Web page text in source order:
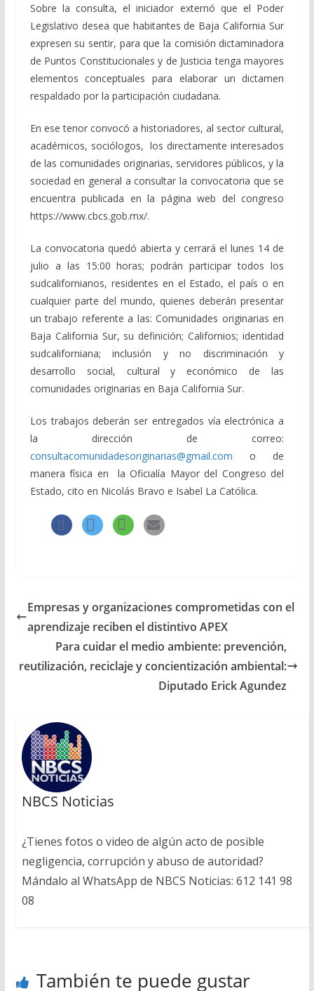
Sobre la consulta, el iniciador externó que el Poder
Legislativo desea que habitantes de Baja California Sur
expresen su sentir, para que la comisión dictaminadora
de Puntos Constitucionales y de Justicia tenga mayores
elementos conceptuales para elaborar un dictamen
respaldado por la participación ciudadana.
En ese tenor convocó a historiadores, al sector cultural,
académicos, sociólogos, los directamente interesados
de las comunidades originarias, servidores públicos, y la
sociedad en general a consultar la convocatoria que se
encuentra publicada en la página web del congreso
https://www.cbcs.gob.mx/.
La convocatoria quedó abierta y cerrará el lunes 14 de
julio a las 15:00 horas; podrán participar todos los
sudcalifornianos, residentes en el Estado, el país o en
cualquier parte del mundo, quienes deberán presentar
un trabajo referente a las: Comunidades originarias en
Baja California Sur, su definición; Californios; identidad
sudcaliforniana; inclusión y no discriminación y
desarrollo social, cultural y económico de las
comunidades originarias en Baja California Sur.
Los trabajos deberán ser entregados vía electrónica a
la dirección de correo:
consultacomunidadesoriginarias@gmail.com o de
manera física en la Oficialía Mayor del Congreso del
Estado, cito en Nicolás Bravo e Isabel La Católica.
Empresas y organizaciones comprometidas con el
aprendizaje reciben el distintivo APEX
Para cuidar el medio ambiente: prevención,
reutilización, reciclaje y concientización ambiental:
Diputado Erick Agundez
NBCS Noticias
¿Tienes fotos o video de algún acto de posible
negligencia, corrupción y abuso de autoridad?
Mándalo al WhatsApp de NBCS Noticias: 612 141 98
08
También te puede gustar